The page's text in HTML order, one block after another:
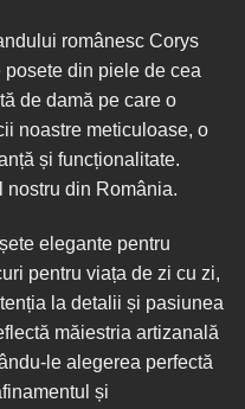
românesc Corys
din piele de cea
de damă pe care o
noastre meticuloase, o
și funcționalitate.
nostru din România.
elegante pentru
pentru viața de zi cu zi,
la detalii și pasiunea
măiestria artizanală
le alegerea perfectă
și